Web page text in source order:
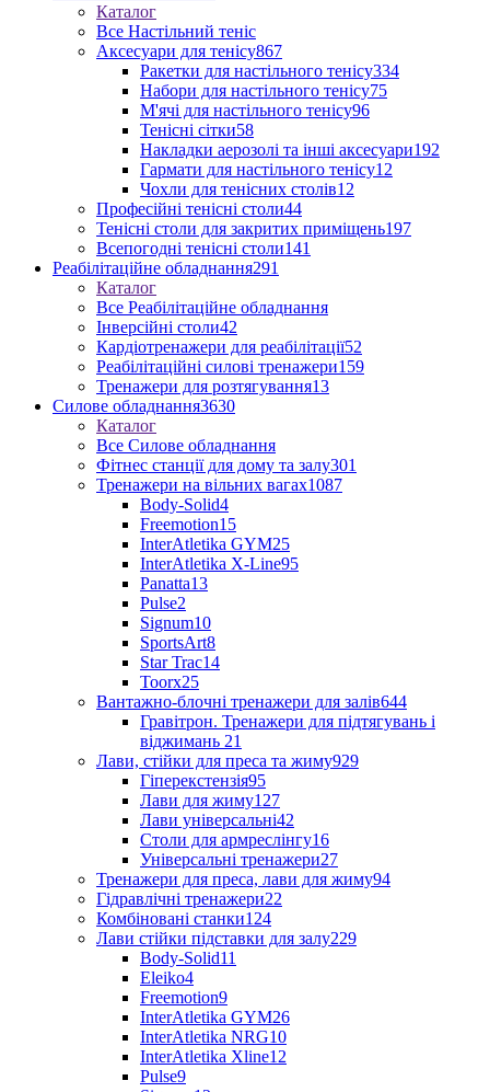
Каталог
Все Настільний теніс
Аксесуари для тенісу867
Ракетки для настільного тенісу334
Набори для настільного тенісу75
М'ячі для настільного тенісу96
Тенісні сітки58
Накладки аерозолі та інші аксесуари192
Гармати для настільного тенісу12
Чохли для тенісних столів12
Професійні тенісні столи44
Тенісні столи для закритих приміщень197
Всепогодні тенісні столи141
Реабілітаційне обладнання291
Каталог
Все Реабілітаційне обладнання
Інверсійні столи42
Кардіотренажери для реабілітації52
Реабілітаційні силові тренажери159
Тренажери для розтягування13
Силове обладнання3630
Каталог
Все Силове обладнання
Фітнес станції для дому та залу301
Тренажери на вільних вагах1087
Body-Solid4
Freemotion15
InterAtletika GYM25
InterAtletika X-Line95
Panatta13
Pulse2
Signum10
SportsArt8
Star Trac14
Toorx25
Вантажно-блочні тренажери для залів644
Гравітрон. Тренажери для підтягувань і
віджимань 21
Лави, стійки для преса та жиму929
Гіперекстензія95
Лави для жиму127
Лави універсальні42
Столи для армреслінгу16
Універсальні тренажери27
Тренажери для преса, лави для жиму94
Гідравлічні тренажери22
Комбіновані станки124
Лави стійки підставки для залу229
Body-Solid11
Eleiko4
Freemotion9
InterAtletika GYM26
InterAtletika NRG10
InterAtletika Xline12
Pulse9